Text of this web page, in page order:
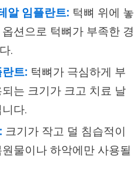
알 임플란트: 턱뼈 위에 놓
션으로 턱뼈가 부족한 경
.
트: 턱뼈가 극심하게 부
는 크기가 크고 치료 날
다.
크기가 작고 덜 침습적이
물이나 하악에만 사용될